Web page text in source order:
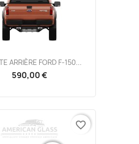
ARRIÈRE FORD F-150...
590,00 €
favorite_border